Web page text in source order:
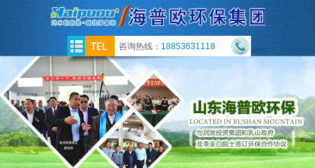
咨询热线： 18853631118